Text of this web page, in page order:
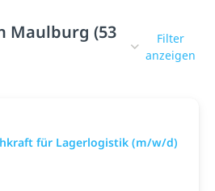
Maulburg (53
Filter
anzeigen
für Lagerlogistik (m/w/d)